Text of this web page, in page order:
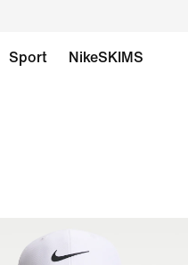
Sport NikeSKIMS